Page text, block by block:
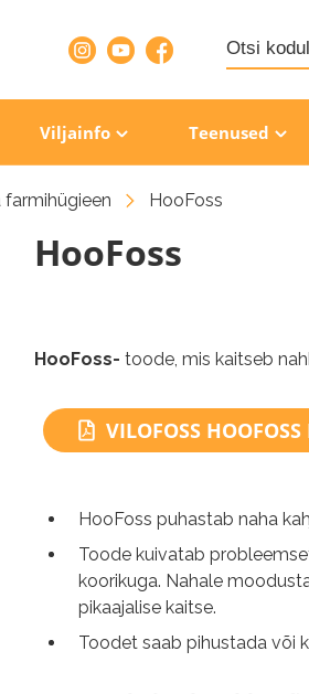
Search
for:
Viljainfo Teenused
HooFoss
HooFoss
HooFoss- toode, mis kaitseb
VILOFOSS HOOFOSS
HooFoss puhastab naha
Toode kuivatab
koorikuga. Nahale
pikaajalise kaitse.
Toodet saab pihustada või